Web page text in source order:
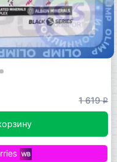
1 619q